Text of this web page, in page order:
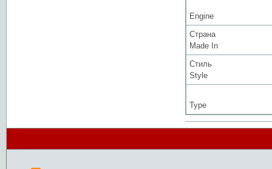
Engine
Страна
Made In
Стиль
Style
Type